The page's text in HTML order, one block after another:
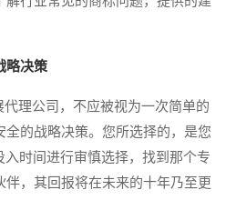
略决策
理公司，不应被视为一次简单的
全的战略决策。您所选择的，是您
入时间进行审慎选择，找到那个专
，其回报将在未来的十年乃至更